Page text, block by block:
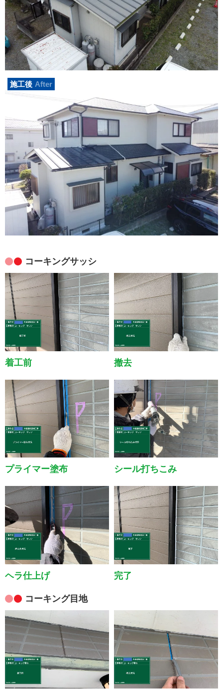
施工後 After
コーキングサッシ
着工前 撤去
プライマー塗布 シール打ちこみ
ヘラ仕上げ 完了
コーキング目地